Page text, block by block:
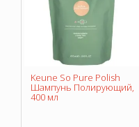
Keune So Pure Polish
Шампунь Полирующий,
400 мл